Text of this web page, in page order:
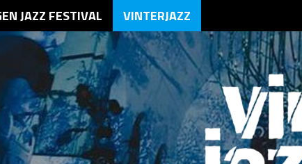
JAZZ FESTIVAL VINTERJAZZ